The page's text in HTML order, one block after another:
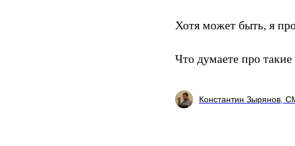
Хотя может быть, я
Что думаете про
Константин Зырянов,